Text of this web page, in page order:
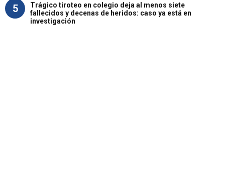
5
Trágico tiroteo en colegio deja al menos siete
fallecidos y decenas de heridos: caso ya está en
investigación